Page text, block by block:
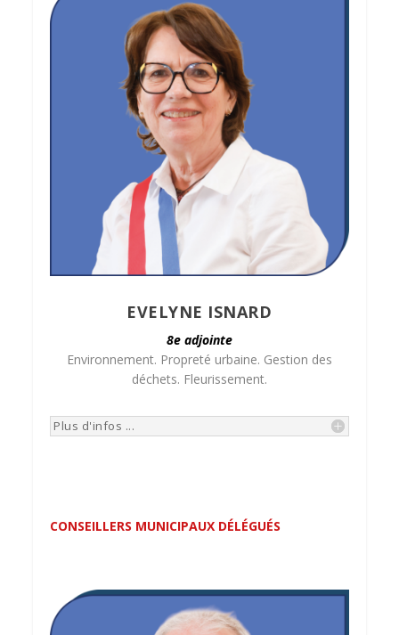
EVELYNE ISNARD
8e adjointe
Environnement. Propreté urbaine. Gestion des
déchets. Fleurissement.
Plus d'infos ...
CONSEILLERS MUNICIPAUX DÉLÉGUÉS